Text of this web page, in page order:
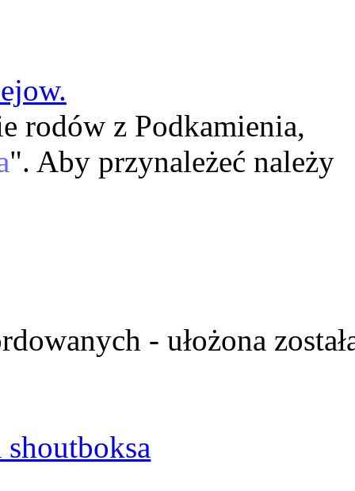
rodów z Podkamienia,
". Aby przynależeć należy
- ułożona